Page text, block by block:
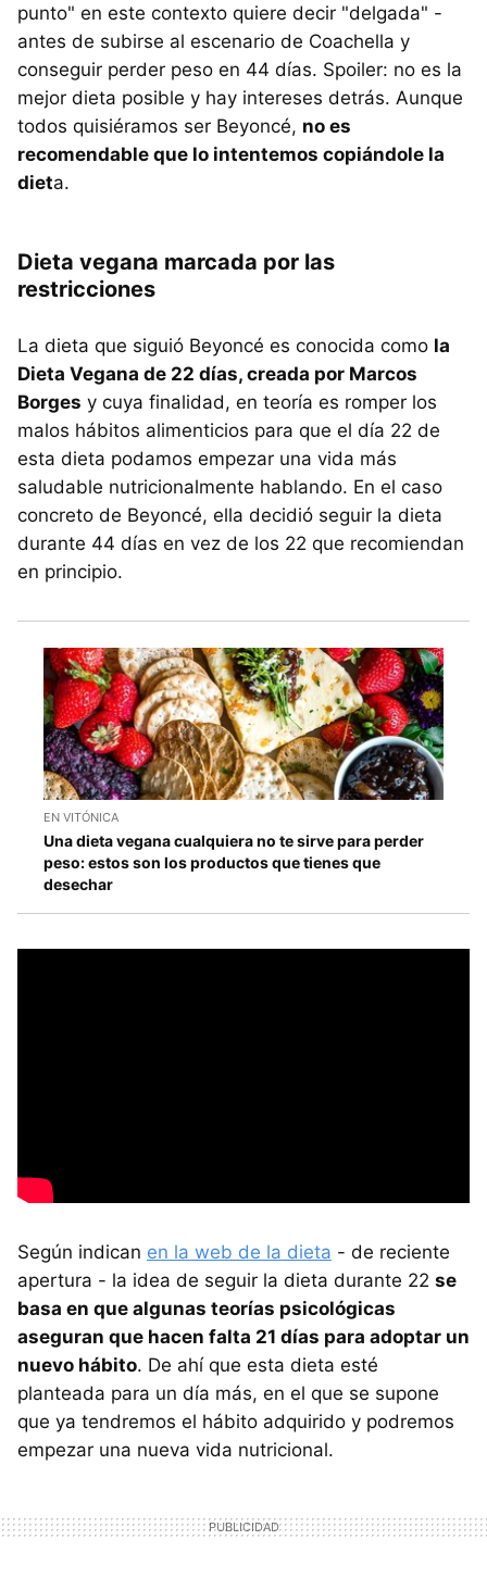
punto" en este contexto quiere decir "delgada" -
antes de subirse al escenario de Coachella y
conseguir perder peso en 44 días. Spoiler: no es la
mejor dieta posible y hay intereses detrás. Aunque
todos quisiéramos ser Beyoncé, no es
recomendable que lo intentemos copiándole la
dieta.
Dieta vegana marcada por las
restricciones
La dieta que siguió Beyoncé es conocida como la
Dieta Vegana de 22 días, creada por Marcos
Borges y cuya finalidad, en teoría es romper los
malos hábitos alimenticios para que el día 22 de
esta dieta podamos empezar una vida más
saludable nutricionalmente hablando. En el caso
concreto de Beyoncé, ella decidió seguir la dieta
durante 44 días en vez de los 22 que recomiendan
en principio.
EN VITÓNICA
Una dieta vegana cualquiera no te sirve para perder
peso: estos son los productos que tienes que
desechar
Según indican en la web de la dieta - de reciente
apertura - la idea de seguir la dieta durante 22 se
basa en que algunas teorías psicológicas
aseguran que hacen falta 21 días para adoptar un
nuevo hábito. De ahí que esta dieta esté
planteada para un día más, en el que se supone
que ya tendremos el hábito adquirido y podremos
empezar una nueva vida nutricional.